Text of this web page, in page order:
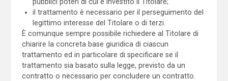
il trattamento è necessario per il perseguimento del
legittimo interesse del Titolare o di terzi.
È comunque sempre possibile richiedere al Titolare di
chiarire la concreta base giuridica di ciascun
trattamento ed in particolare di specificare se il
trattamento sia basato sulla legge, previsto da un
contratto o necessario per concludere un contratto.